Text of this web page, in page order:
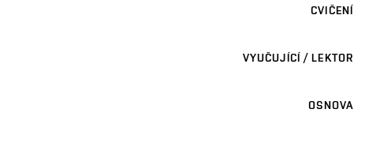
CVIČENÍ
VYUČUJÍCÍ / LEKTOR
OSNOVA